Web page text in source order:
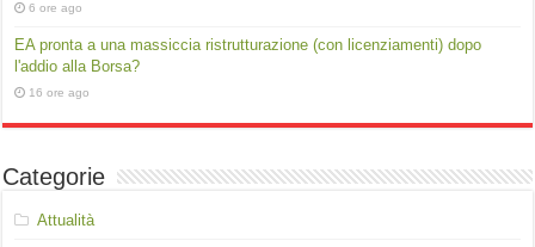
6 ore ago
EA pronta a una massiccia ristrutturazione (con licenziamenti) dopo
l'addio alla Borsa?
16 ore ago
Categorie
Attualità